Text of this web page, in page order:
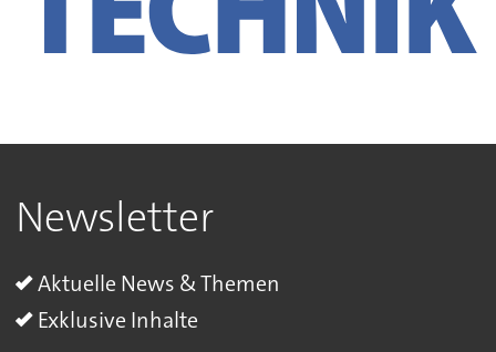
Newsletter
Aktuelle News & Themen
Exklusive Inhalte